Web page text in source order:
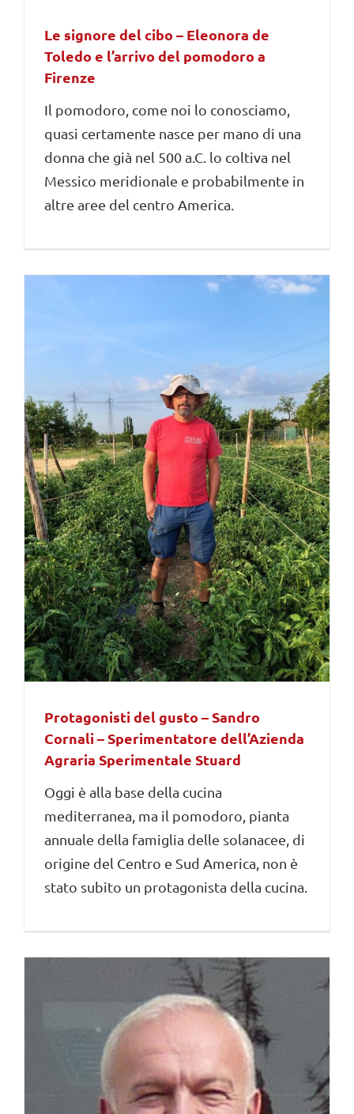
Le signore del cibo – Eleonora de
Toledo e l’arrivo del pomodoro a
Firenze
Il pomodoro, come noi lo conosciamo,
quasi certamente nasce per mano di una
donna che già nel 500 a.C. lo coltiva nel
Messico meridionale e probabilmente in
altre aree del centro America.
Protagonisti del gusto – Sandro
Cornali – Sperimentatore dell’Azienda
Agraria Sperimentale Stuard
Oggi è alla base della cucina
mediterranea, ma il pomodoro, pianta
annuale della famiglia delle solanacee, di
origine del Centro e Sud America, non è
stato subito un protagonista della cucina.